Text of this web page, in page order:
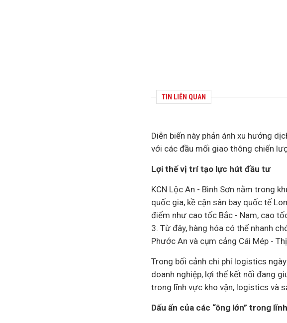
TIN LIÊN QUAN
Diễn biến này phản ánh xu hướng
với các đầu mối giao thông chiến
Lợi thế vị trí tạo lực hút đầu tư
KCN Lộc An - Bình Sơn nằm trong
quốc gia, kề cận sân bay quốc tế
điểm như cao tốc Bắc - Nam, cao
3. Từ đây, hàng hóa có thể nhanh
Phước An và cụm cảng Cái Mép -
Trong bối cảnh chi phí logistics
doanh nghiệp, lợi thế kết nối đang
trong lĩnh vực kho vận, logistics và
Dấu ấn của các “ông lớn” trong